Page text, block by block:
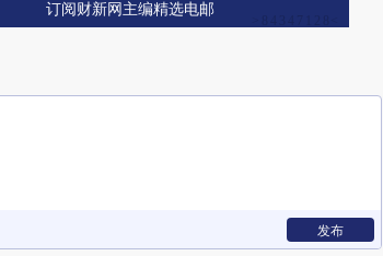
订阅财新网主编精选电邮
发布